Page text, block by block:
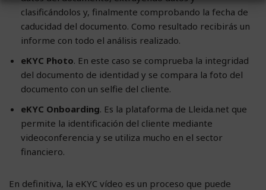
clasificándolos y, finalmente comprobando la fecha de
caducidad del documento. Como resultado recibirás un
informe con todo el análisis realizado.
eKYC Photo. En este caso se comprueba la integridad
del documento de identidad y se compara la foto del
documento con un selfie del cliente.
eKYC Onboarding. Es la plataforma de Lleida.net que
permite la identificación del cliente mediante
videoconferencia y se utiliza mucho en el sector
financiero.
En definitiva, la eKYC vídeo es un proceso que puede